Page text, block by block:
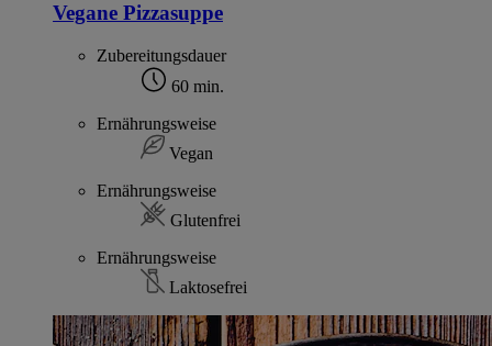
Vegane Pizzasuppe
Zubereitungsdauer
60 min.
Ernährungsweise
Vegan
Ernährungsweise
Glutenfrei
Ernährungsweise
Laktosefrei